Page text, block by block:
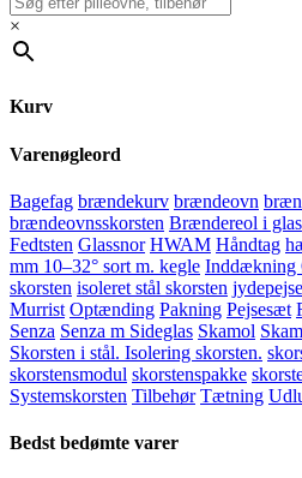
×
Kurv
Varenøgleord
Bagefag brændekurv brændeovn
brændeovnsskorsten Brændereol i glas
Fedtsten Glassnor HWAM Håndtag
mm 10–32° sort m. kegle Inddækning
skorsten isoleret stål skorsten
Murrist Optænding Pakning Pejsesæt
Senza Senza m Sideglas Skamol
Skorsten i stål. Isolering skorsten.
skorstensmodul skorstenspakke
Systemskorsten Tilbehør Tætning
Bedst bedømte varer